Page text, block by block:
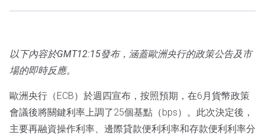
以下內容於GMT12:15發布，涵蓋歐洲央行的政策公告及市
場的即時反應。
歐洲央行（ECB）於週四宣布，按照預期，在6月貨幣政策
會議後將關鍵利率上調了25個基點（bps）。此次決定後，
主要再融資操作利率、邊際貸款便利利率和存款便利利率分